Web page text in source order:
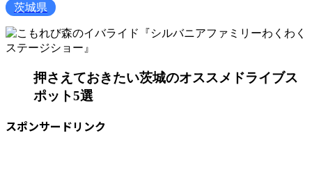
茨城県
押さえておきたい茨城のオススメドライブス
ポット5選
スポンサードリンク